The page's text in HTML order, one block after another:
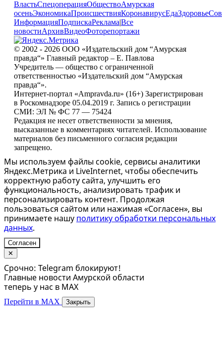
ВластьСпецоперацияОбществоАмурская
осеньЭкономикаПроисшествияКоронавирусЕдаЗдоровье
ИнформацияПодпискаРеклама|Все
новостиАрхивВидеоФоторепортажи
© 2002 - 2026 ООО «Издательский дом “Амурская
правда“» Главный редактор – Е. Павлова
Учредитель — общество с ограниченной
ответственностью «Издательский дом “Амурская
правда“».
Интернет-портал «Ampravda.ru» (16+) Зарегистрирован
в Роскомнадзоре 05.04.2019 г. Запись о регистрации
СМИ: ЭЛ № ФС 77 — 75424
Редакция не несет ответственности за мнения,
высказанные в комментариях читателей. Использование
материалов без письменного согласия редакции
запрещено.
Мы используем файлы cookie, сервисы аналитики
Яндекс.Метрика и LiveInternet, чтобы обеспечить
корректную работу сайта, улучшить его
функциональность, анализировать трафик и
персонализировать контент. Продолжая
пользоваться сайтом или нажимая «Согласен», вы
принимаете нашу политику обработки персональных
данных.
Согласен
✕
Срочно: Telegram блокируют!
Главные новости Амурской области
теперь у нас в MAX
Перейти в MAX Закрыть